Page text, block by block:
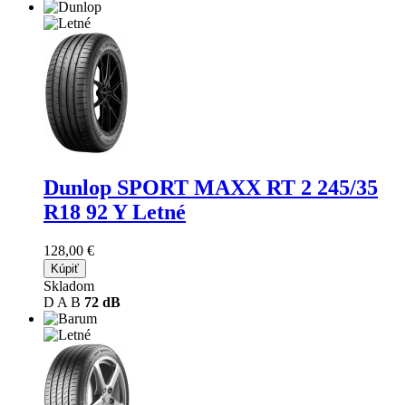
Dunlop SPORT MAXX RT 2 245/35
R18 92 Y Letné
128,00 €
Kúpiť
Skladom
D A B 72 dB